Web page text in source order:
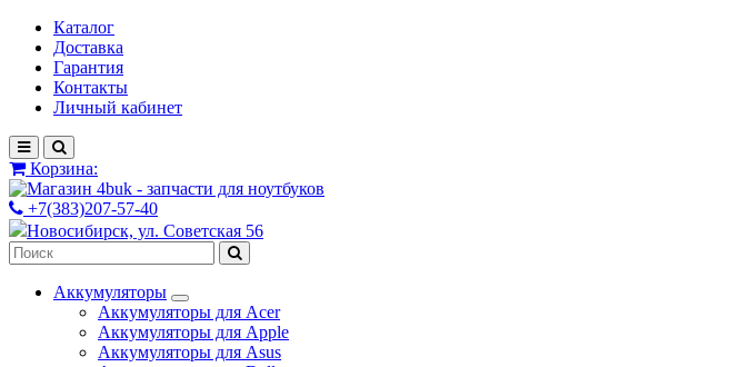
Каталог
Доставка
Гарантия
Контакты
Личный кабинет
Корзина:
+7(383)207-57-40
Новосибирск, ул. Советская 56
Аккумуляторы
Аккумуляторы для Acer
Аккумуляторы для Apple
Аккумуляторы для Asus